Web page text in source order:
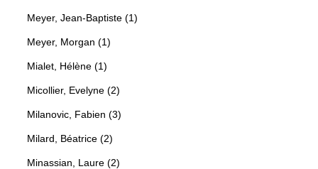
Meyer, Jean-Baptiste (1)
Meyer, Morgan (1)
Mialet, Hélène (1)
Micollier, Evelyne (2)
Milanovic, Fabien (3)
Milard, Béatrice (2)
Minassian, Laure (2)